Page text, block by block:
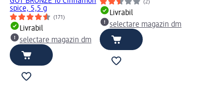
spice, 5,5 g
(171)
Livrabil
selectare magazin dm
(2)
Livrabil
selectare magazin dm